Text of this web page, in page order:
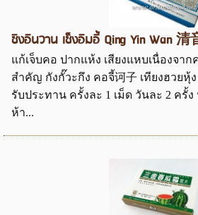
ชิงอินวาน เช็งอิมอี้ Qing Yin Wan 清
แก้เจ็บคอ ปากแห้ง เสียงแหบเนื่องจา
สำคัญ กังกั๊วะกึง คอจี้诃子 เทียงฮวยหุ้
รับประทาน ครั้งละ 1 เม็ด วันละ 2 ครั้
ห้า...